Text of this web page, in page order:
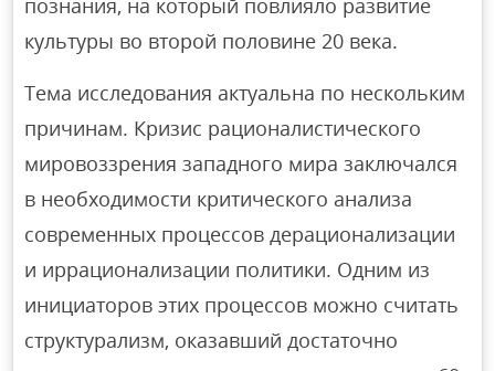
познания, на который повлияло развитие
культуры во второй половине 20 века.
Тема исследования актуальна по нескольким
причинам. Кризис рационалистического
мировоззрения западного мира заключался
в необходимости критического анализа
современных процессов дерационализации
и иррационализации политики. Одним из
инициаторов этих процессов можно считать
структурализм, оказавший достаточно